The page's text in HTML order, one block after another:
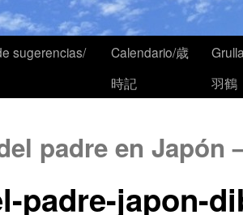
sugerencias/
Calendario/歳
時記
羽鶴
padre en Japón
padre-japon-